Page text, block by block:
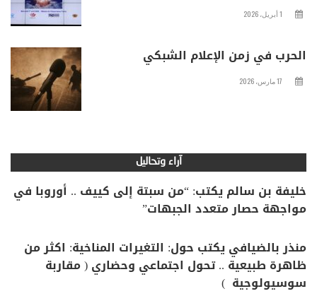
1 أبريل، 2026
الحرب في زمن الإعلام الشبكي
17 مارس، 2026
آراء وتحاليل
خليفة بن سالم يكتب: “من سبتة إلى كييف .. أوروبا في
مواجهة حصار متعدد الجبهات”
منذر بالضيافي يكتب حول: التغيرات المناخية: اكثر من
ظاهرة طبيعية .. تحول اجتماعي وحضاري ( مقاربة
سوسيولوجية )